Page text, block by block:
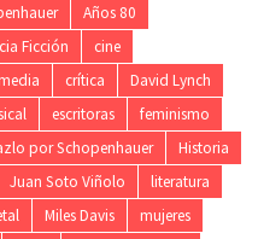
Años 80
Ficción
cine
crítica
David Lynch
escritoras
feminismo
por Schopenhauer
Historia
Juan Soto Viñolo
literatura
Miles Davis
mujeres